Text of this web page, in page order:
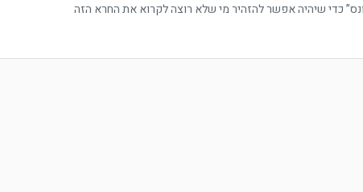
כדי שיהיה אפשר להזהיר מי שלא רוצה לקרוא את החרא הזה